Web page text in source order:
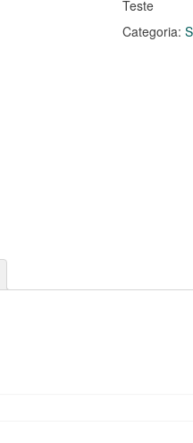
Teste
Categoria: